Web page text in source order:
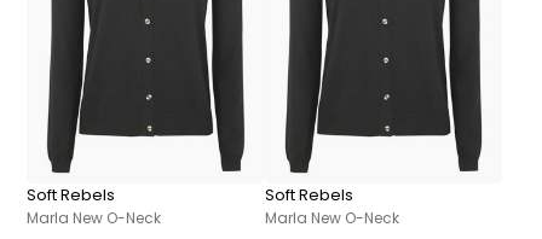
Soft Rebels
Marla New O-Neck
Soft Rebels
Marla New O-Neck